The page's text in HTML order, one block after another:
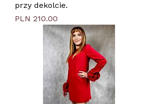
przy dekolcie.
Price
PLN 210.00